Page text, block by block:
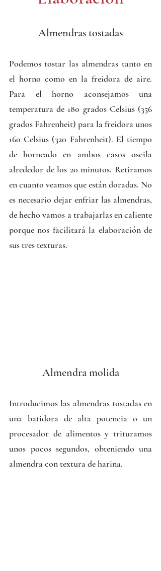
Almendras tostadas
Podemos tostar las almendras tanto en
el horno como en la freidora de aire.
Para el horno aconsejamos una
temperatura de 180 grados Celsius (356
grados Fahrenheit) para la freidora unos
160 Celsius (320 Fahrenheit). El tiempo
de horneado en ambos casos oscila
alrededor de los 20 minutos. Retiramos
en cuanto veamos que están doradas. No
es necesario dejar enfriar las almendras,
de hecho vamos a trabajarlas en caliente
porque nos facilitará la elaboración de
sus tres texturas.
Almendra molida
Introducimos las almendras tostadas en
una batidora de alta potencia o un
procesador de alimentos y trituramos
unos pocos segundos, obteniendo una
almendra con textura de harina.